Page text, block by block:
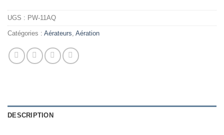
UGS : PW-11AQ
Catégories : Aérateurs, Aération
DESCRIPTION